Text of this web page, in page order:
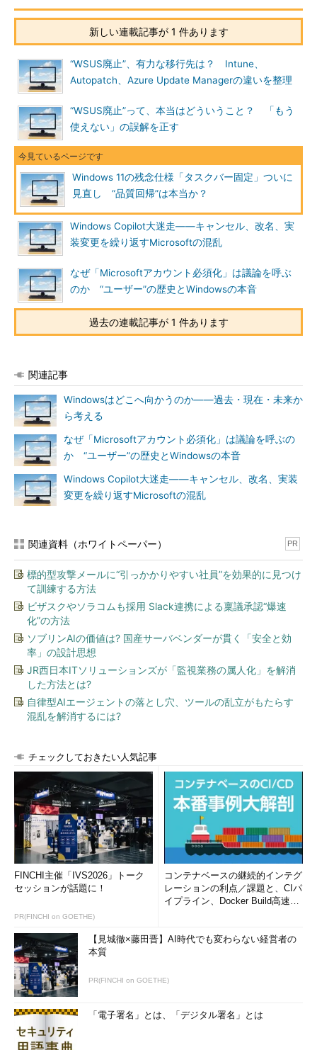
新しい連載記事が 1 件あります
“WSUS廃止”、有力な移行先は？ Intune、
Autopatch、Azure Update Managerの違いを整理
“WSUS廃止”って、本当はどういうこと？ 「もう
使えない」の誤解を正す
Windows 11の残念仕様「タスクバー固定」ついに
見直し “品質回帰”は本当か？
Windows Copilot大迷走――キャンセル、改名、実
装変更を繰り返すMicrosoftの混乱
なぜ「Microsoftアカウント必須化」は議論を呼ぶ
のか “ユーザー”の歴史とWindowsの本音
過去の連載記事が 1 件あります
関連記事
Windowsはどこへ向かうのか――過去・現在・未来か
ら考える
なぜ「Microsoftアカウント必須化」は議論を呼ぶの
か “ユーザー”の歴史とWindowsの本音
Windows Copilot大迷走――キャンセル、改名、実装
変更を繰り返すMicrosoftの混乱
関連資料（ホワイトペーパー） PR
標的型攻撃メールに“引っかかりやすい社員”を効果的に見つけ
て訓練する方法
ビザスクやソラコムも採用 Slack連携による稟議承認“爆速
化”の方法
ソブリンAIの価値は? 国産サーバベンダーが貫く「安全と効
率」の設計思想
JR西日本ITソリューションズが「監視業務の属人化」を解消
した方法とは?
自律型AIエージェントの落とし穴、ツールの乱立がもたらす
混乱を解消するには?
チェックしておきたい人気記事
FINCHI主催「IVS2026」トーク
セッションが話題に！
PR(FINCHI on GOETHE)
コンテナベースの継続的インテグ
レーションの利点／課題と、CIパ
イプライン、Docker Build高速化
【見城徹×藤田晋】AI時代でも変わらない経営者の
本質
PR(FINCHI on GOETHE)
「電子署名」とは、「デジタル署名」とは